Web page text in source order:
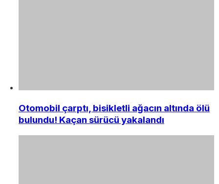
Otomobil çarptı, bisikletli ağacın altında ölü
bulundu! Kaçan sürücü yakalandı